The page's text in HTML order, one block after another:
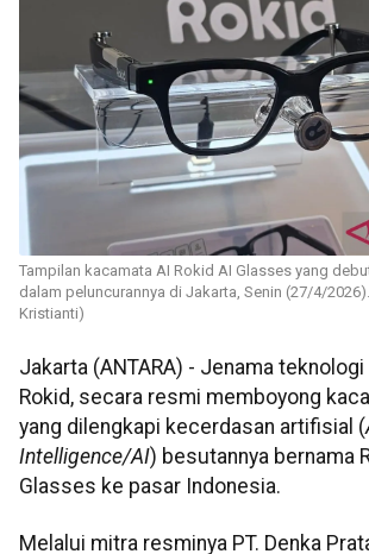
Tampilan kacamata AI Rokid AI Glasses yang
dalam peluncurannya di Jakarta, Senin (27/4/
Kristianti)
Jakarta (ANTARA) - Jenama teknologi
Rokid, secara resmi memboyong
yang dilengkapi kecerdasan artifisial (
Intelligence/AI) besutannya bernama
Glasses ke pasar Indonesia.
Melalui mitra resminya PT. Denka